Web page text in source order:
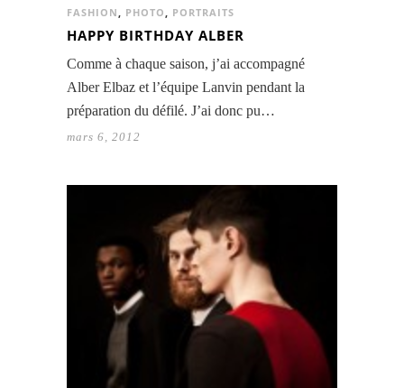
FASHION PHOTO PORTRAITS
HAPPY BIRTHDAY ALBER
Comme à chaque saison, j’ai accompagné
Alber Elbaz et l’équipe Lanvin pendant la
préparation du défilé. J’ai donc pu…
mars 6, 2012